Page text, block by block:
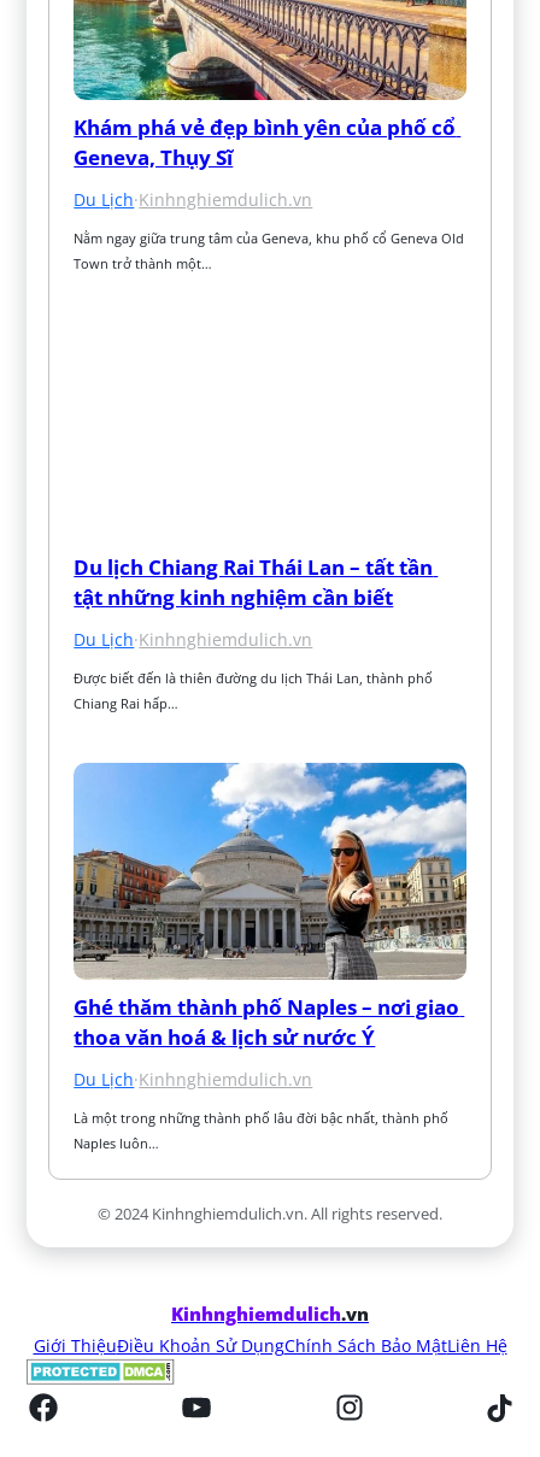
Khám phá vẻ đẹp bình yên của phố cổ
Geneva, Thụy Sĩ
Du Lịch·Kinhnghiemdulich.vn
Nằm ngay giữa trung tâm của Geneva, khu phố cổ Geneva Old
Town trở thành một…
Du lịch Chiang Rai Thái Lan – tất tần
tật những kinh nghiệm cần biết
Du Lịch·Kinhnghiemdulich.vn
Được biết đến là thiên đường du lịch Thái Lan, thành phố
Chiang Rai hấp…
Ghé thăm thành phố Naples – nơi giao
thoa văn hoá & lịch sử nước Ý
Du Lịch·Kinhnghiemdulich.vn
Là một trong những thành phố lâu đời bậc nhất, thành phố
Naples luôn…
© 2024 Kinhnghiemdulich.vn. All rights reserved.
Kinhnghiemdulich.vn
Giới ThiệuĐiều Khoản Sử DụngChính Sách Bảo MậtLiên Hệ